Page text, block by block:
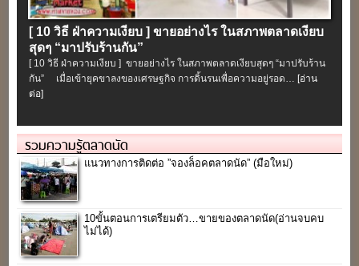
[ 10 วิธี ฝ่าความเงียบ ] ขายอย่างไร ในสภาพตลาดเงียบ
สุดๆ “มาปรับร้านกัน”
[ 10 วิธี ฝ่าความเงียบ ] ขายอย่างไร ในสภาพตลาดเงียบสุดๆ “มาปรับร้าน
กัน” เมื่อเข้ายุคขาลงของเศรษฐกิจ การดิ้นรนเพื่อความอยู่รอด…[อ่าน
ต่อ]
รวมความรู้ตลาดนัด
แนวทางการติดต่อ ”จองล็อคตลาดนัด” (มือใหม่)
10ขั้นตอนการเตรียมตัว…ขายของตลาดนัด(อ่านจบคบ
ไม่ได้)